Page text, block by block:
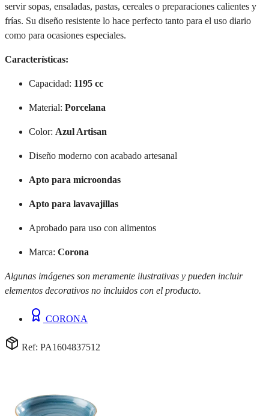
servir sopas, ensaladas, pastas, cereales o preparaciones calientes y
frías. Su diseño resistente lo hace perfecto tanto para el uso diario
como para ocasiones especiales.
Características:
Capacidad: 1195 cc
Material: Porcelana
Color: Azul Artisan
Diseño moderno con acabado artesanal
Apto para microondas
Apto para lavavajillas
Aprobado para uso con alimentos
Marca: Corona
Algunas imágenes son meramente ilustrativas y pueden incluir
elementos decorativos no incluidos con el producto.
CORONA
Ref: PA1604837512